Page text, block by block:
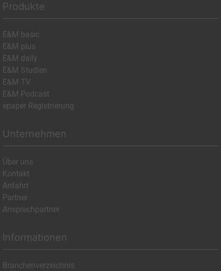
Produkte
E&M basic
E&M plus
E&M daily
E&M Studien
E&M TV
E&M Podcast
epaper Registrierung
Unternehmen
Über uns
Kontakt
Anfahrt
Partner
Ansprechpartner
Informationen
Branchenverzeichnis